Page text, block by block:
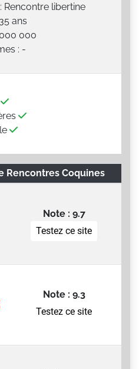
Rencontre libertine
ans
000
: -
Rencontres Coquines
Note : 9.7
Testez ce site
Note : 9.3
Testez ce site